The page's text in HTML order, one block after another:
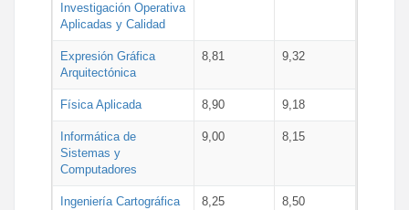
Investigación Operativa
Aplicadas y Calidad
Expresión Gráfica
Arquitectónica
8,81 9,32
Física Aplicada 8,90 9,18
Informática de
Sistemas y
Computadores
9,00 8,15
Ingeniería Cartográfica
8,25 8,50